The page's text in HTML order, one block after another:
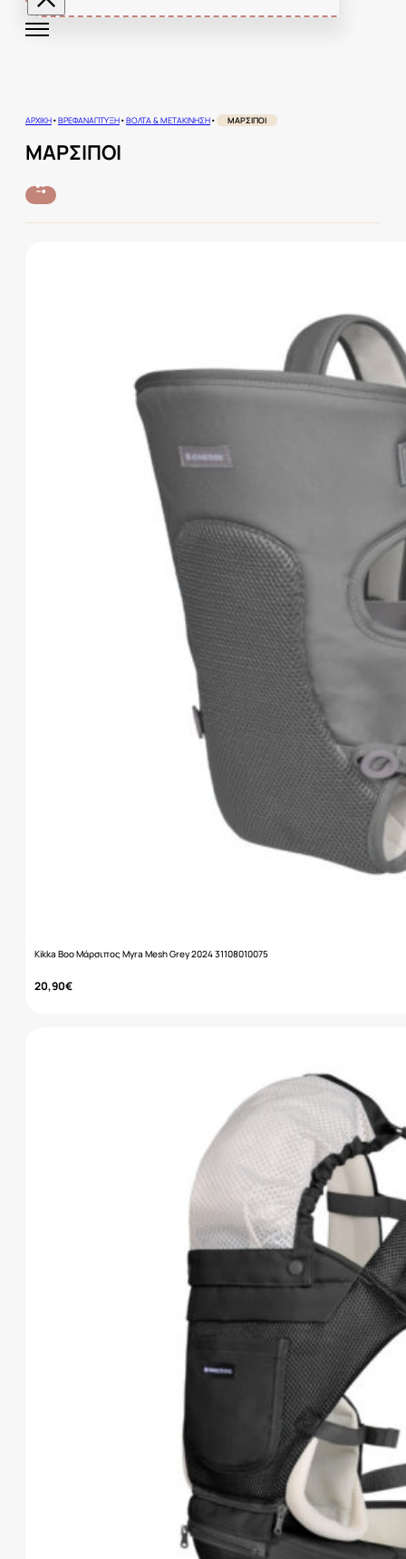
ΑΡΧΙΚΉ•ΒΡΕΦΑΝΆΠΤΥΞΗ•ΒΌΛΤΑ & ΜΕΤΑΚΊΝΗΣΗ• ΜΆΡΣΙΠΟΙ
ΜΆΡΣΙΠΟΙ
Kikka Boo Μάρσιπος Myra Mesh Grey 2024 31108010075
20,90€